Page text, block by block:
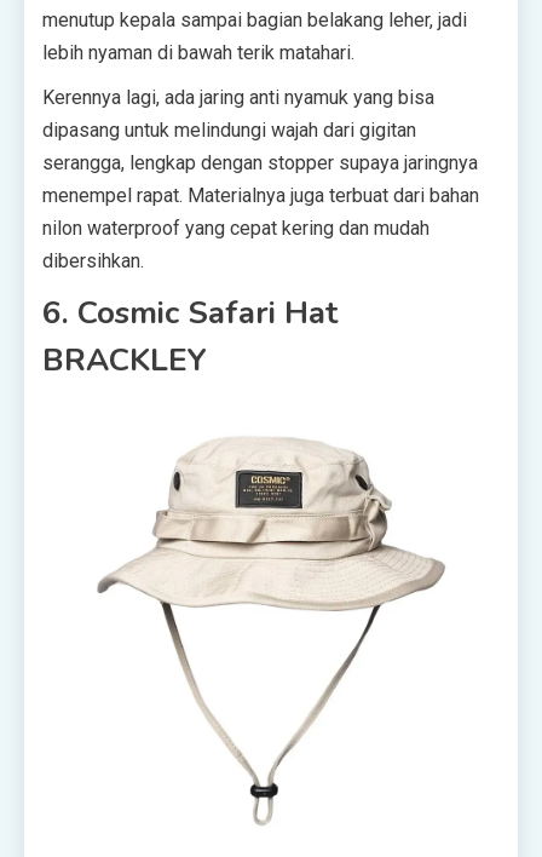
menutup kepala sampai bagian belakang leher, jadi
lebih nyaman di bawah terik matahari.
Kerennya lagi, ada jaring anti nyamuk yang bisa
dipasang untuk melindungi wajah dari gigitan
serangga, lengkap dengan stopper supaya jaringnya
menempel rapat. Materialnya juga terbuat dari bahan
nilon waterproof yang cepat kering dan mudah
dibersihkan.
6. Cosmic Safari Hat
BRACKLEY